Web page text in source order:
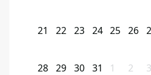
21 22 23 24 25 26
28 29 30 31 1 2 3